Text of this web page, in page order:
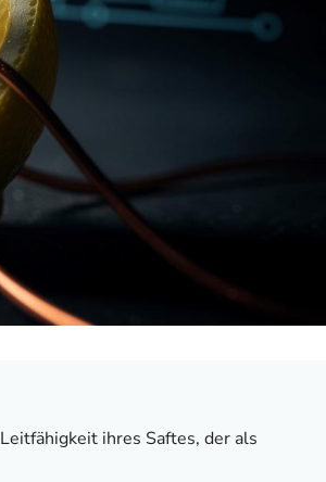
ihres Saftes, der als